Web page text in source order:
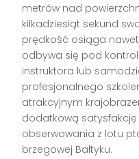
metrów nad
kilkadziesiąt sekund
prędkość osiąga
odbywa się pod
instruktora lub
profesjonalnego
atrakcyjnym
dodatkową satysfakcję
obserwowania z lotu
brzegowej Bałtyku.